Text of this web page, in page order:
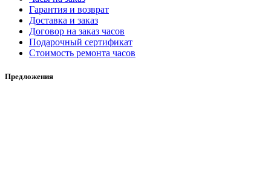
Гарантия и возврат
Доставка и заказ
Договор на заказ часов
Подарочный сертификат
Стоимость ремонта часов
Предложения